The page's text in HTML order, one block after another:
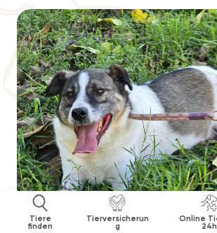
Tiere
finden
Tierversicherun
g
Online
24h